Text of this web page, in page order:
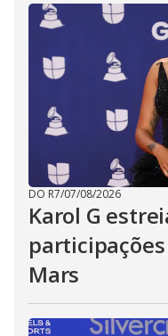
DO R7/07/08/2026
Karol G
Mars